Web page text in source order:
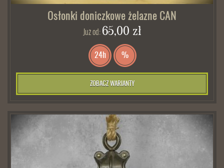
Osłonki doniczkowe żelazne CAN
Już od: 65,00 zł
24h %
ZOBACZ WARIANTY